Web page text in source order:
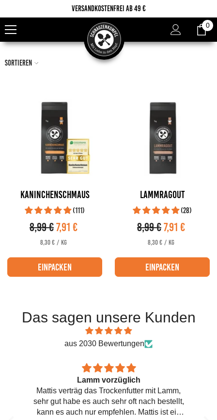
Versandkostenfrei ab 49 €
00
Sortieren
Kaninchenschmaus
(111)
Verkaufspreis
8,99 €7,91 €
STÜCKPREIS
8,30 € / PRO
KG
einpacken
Lammragout
(28)
Verkaufspreis
8,99 €7,91 €
STÜCKPREIS
8,30 € / PRO
KG
einpacken
Das sagen unsere Kunden
aus 2030 Bewertungen
Lamm vorzüglich
Mattis verträg das Trockenfutter mit Lamm,
sehr gut habe es auch sehr oft nach bestellt,
kann es auch nur empfehlen. Mattis ist ein